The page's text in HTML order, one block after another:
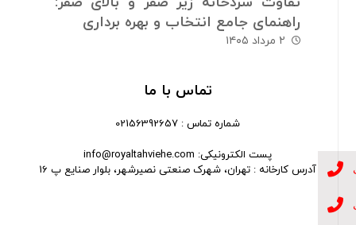
راهنمای جامع انتخاب و بهره برداری
۲ مرداد ۱۴۰۵
تماس با ما
شماره تماس : 02156392657
پست الکترونیکی: info@royaltahviehe.com
آدرس کارخانه : تهران، شهرک صنعتی نصیرشهر، بلوار صنایع پ 16